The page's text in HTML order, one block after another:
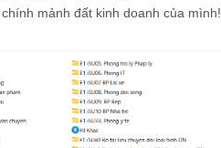
mảnh đất kinh doanh của mình!